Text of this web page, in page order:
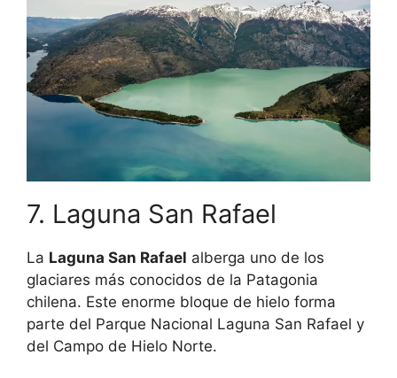
7. Laguna San Rafael
La Laguna San Rafael alberga uno de los
glaciares más conocidos de la Patagonia
chilena. Este enorme bloque de hielo forma
parte del Parque Nacional Laguna San Rafael y
del Campo de Hielo Norte.